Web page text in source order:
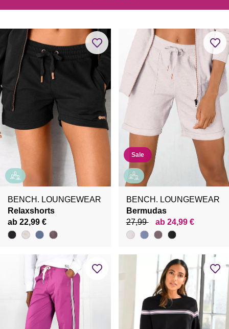
BENCH. LOUNGEWEAR
Relaxshorts
ab 22,99 €
Sale
BENCH. LOUNGEWEAR
Bermudas
27,99
ab 24,99 €